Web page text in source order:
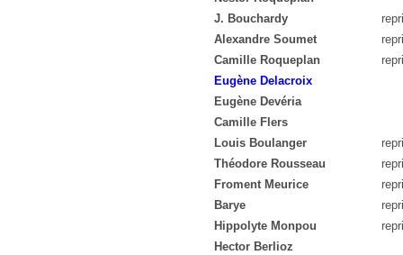
J. Bouchardy
Alexandre Soumet
Camille Roqueplan
Eugène Delacroix
Eugène Devéria
Camille Flers
Louis Boulanger
Théodore Rousseau
Froment Meurice
Barye
Hippolyte Monpou
Hector Berlioz